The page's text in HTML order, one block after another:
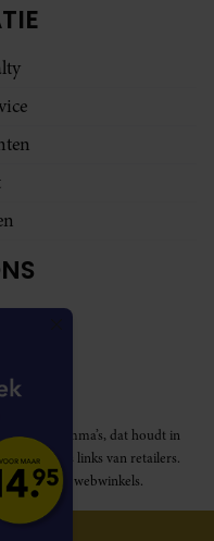
programma’s, dat houdt in
middels links van retailers.
genoemde webwinkels.